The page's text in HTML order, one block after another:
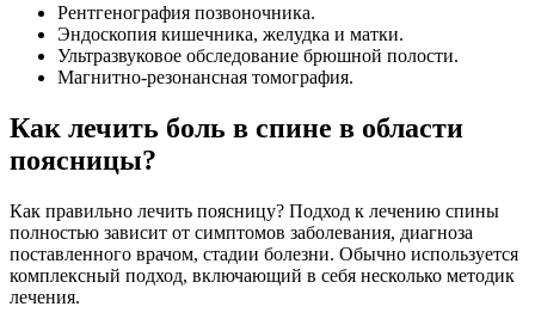
Рентгенография позвоночника.
Эндоскопия кишечника, желудка и матки.
Ультразвуковое обследование брюшной полости.
Магнитно-резонансная томография.
Как лечить боль в спине в области
поясницы?
Как правильно лечить поясницу? Подход к лечению спины
полностью зависит от симптомов заболевания, диагноза
поставленного врачом, стадии болезни. Обычно используется
комплексный подход, включающий в себя несколько методик
лечения.